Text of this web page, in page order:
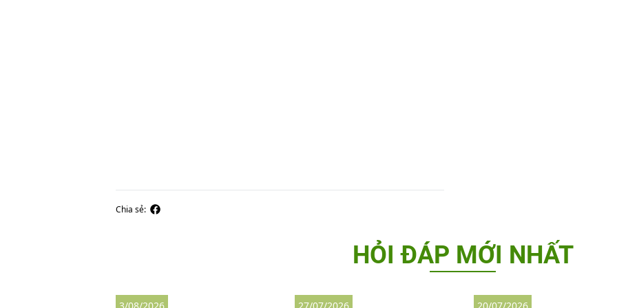
Chia sẻ:
HỎI ĐÁP MỚI NHẤT